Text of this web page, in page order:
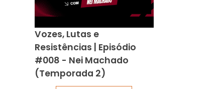
Vozes, Lutas e
Resistências | Episódio
#008 - Nei Machado
(Temporada 2)